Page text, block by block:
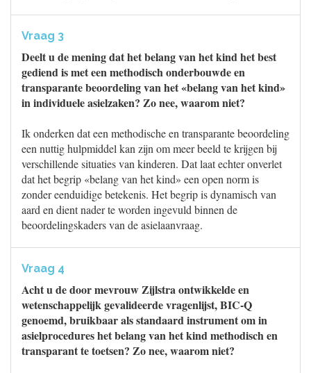
Vraag 3
Deelt u de mening dat het belang van het kind het best
gediend is met een methodisch onderbouwde en
transparante beoordeling van het «belang van het kind»
in individuele asielzaken? Zo nee, waarom niet?
Ik onderken dat een methodische en transparante beoordeling
een nuttig hulpmiddel kan zijn om meer beeld te krijgen bij
verschillende situaties van kinderen. Dat laat echter onverlet
dat het begrip «belang van het kind» een open norm is
zonder eenduidige betekenis. Het begrip is dynamisch van
aard en dient nader te worden ingevuld binnen de
beoordelingskaders van de asielaanvraag.
Vraag 4
Acht u de door mevrouw Zijlstra ontwikkelde en
wetenschappelijk gevalideerde vragenlijst, BIC-Q
genoemd, bruikbaar als standaard instrument om in
asielprocedures het belang van het kind methodisch en
transparant te toetsen? Zo nee, waarom niet?